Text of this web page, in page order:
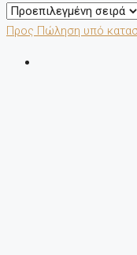
Προς Πώληση υπό